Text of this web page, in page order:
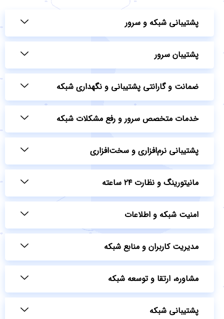
پشتیبانی شبکه و سرور
پشتیبان سرور
ضمانت و گارانتی پشتیبانی و نگهداری شبکه
خدمات متخصص سرور و رفع مشکلات شبکه
پشتیبانی نرم‌افزاری و سخت‌افزاری
مانیتورینگ و نظارت ۲۴ ساعته
امنیت شبکه و اطلاعات
مدیریت کاربران و منابع شبکه
مشاوره، ارتقا و توسعه شبکه
پشتیبانی شبکه